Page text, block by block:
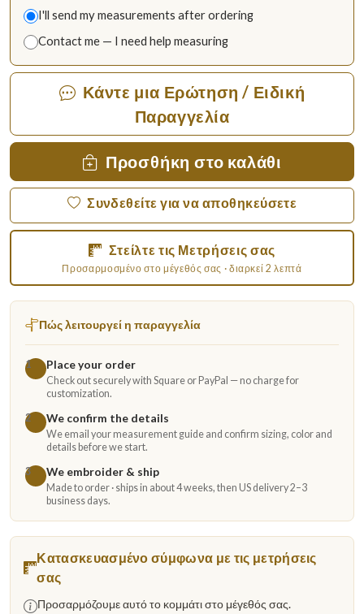
I'll send my measurements after ordering
Contact me — I need help measuring
Κάντε μια Ερώτηση / Ειδική
Παραγγελία
Προσθήκη στο καλάθι
Συνδεθείτε για να αποθηκεύσετε
Στείλτε τις Μετρήσεις σας
Προσαρμοσμένο στο μέγεθός σας · διαρκεί 2 λεπτά
Πώς λειτουργεί η παραγγελία
1 Place your order
Check out securely with Square or PayPal — no charge for
customization.
2
We confirm the details
We email your measurement guide and confirm sizing, color and
details before we start.
3
We embroider & ship
Made to order · ships in about 4 weeks, then US delivery 2–3
business days.
Κατασκευασμένο σύμφωνα με τις μετρήσεις
σας
Προσαρμόζουμε αυτό το κομμάτι στο μέγεθός σας.